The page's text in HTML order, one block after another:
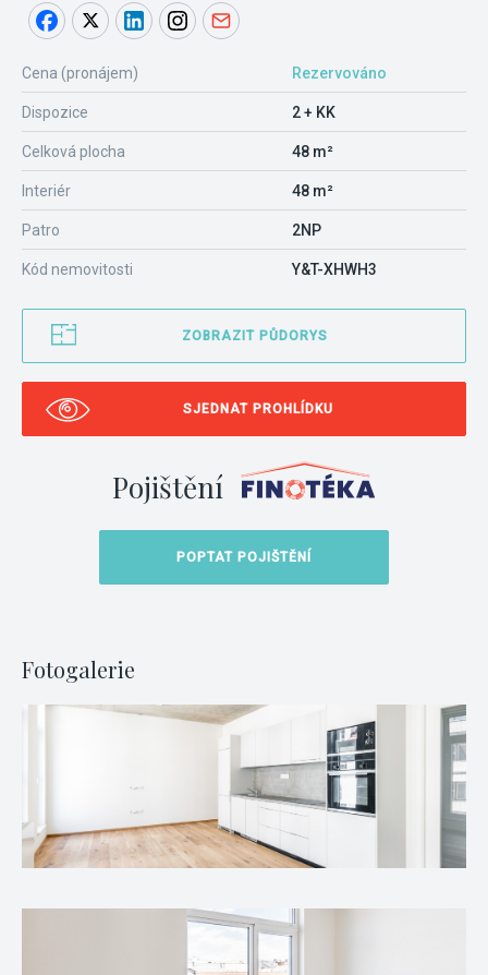
Cena (pronájem) Rezervováno
Dispozice 2 + KK
Celková plocha 48 m²
Interiér 48 m²
Patro 2NP
Kód nemovitosti Y&T-XHWH3
ZOBRAZIT PŮDORYS
SJEDNAT PROHLÍDKU
Pojištění
POPTAT POJIŠTĚNÍ
Fotogalerie